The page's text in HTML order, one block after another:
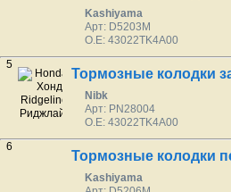
Kashiyama
Арт: D5203M
O.E: 43022TK4A00
5
Тормозные колодки
Nibk
Арт: PN28004
O.E: 43022TK4A00
6
Тормозные колодки
Kashiyama